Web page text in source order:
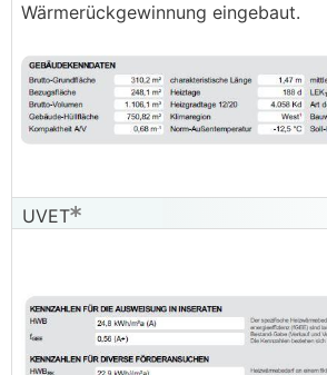
Wärmerückgewinnung eingebaut.
UVET